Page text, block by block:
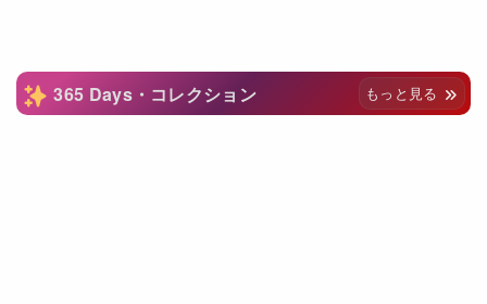
365 Days・コレクション もっと見る